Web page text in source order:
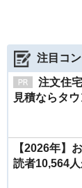
注目コ
注文住
見積ならタ
【2026年】
読者10,564